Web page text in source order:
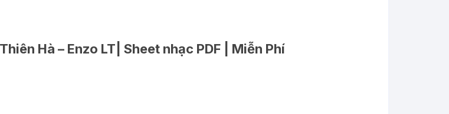
Hà – Enzo LT| Sheet nhạc PDF | Miễn Phí